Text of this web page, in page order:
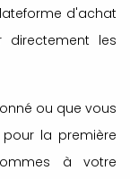
d'achat
directement les
ou que vous
la première
à votre